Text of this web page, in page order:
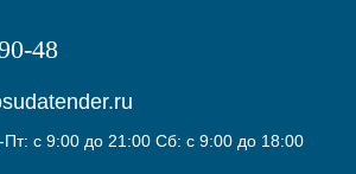
48
с 9:00 до 21:00 Сб: с 9:00 до 18:00